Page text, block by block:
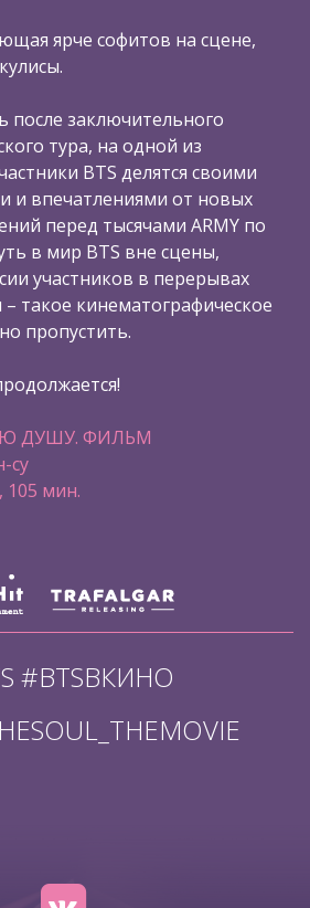
ярче софитов на сцене,
заключительного
тура, на одной из
BTS делятся своими
и впечатлениями от новых
перед тысячами ARMY по
в мир BTS вне сцены,
участников в перерывах
такое кинематографическое
пропустить.
ДУШУ. ФИЛЬМ
су
105 мин.
#BTSВКИНО